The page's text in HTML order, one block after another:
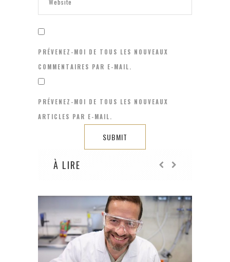
PRÉVENEZ-MOI DE TOUS LES NOUVEAUX
COMMENTAIRES PAR E-MAIL.
PRÉVENEZ-MOI DE TOUS LES NOUVEAUX
ARTICLES PAR E-MAIL.
À LIRE